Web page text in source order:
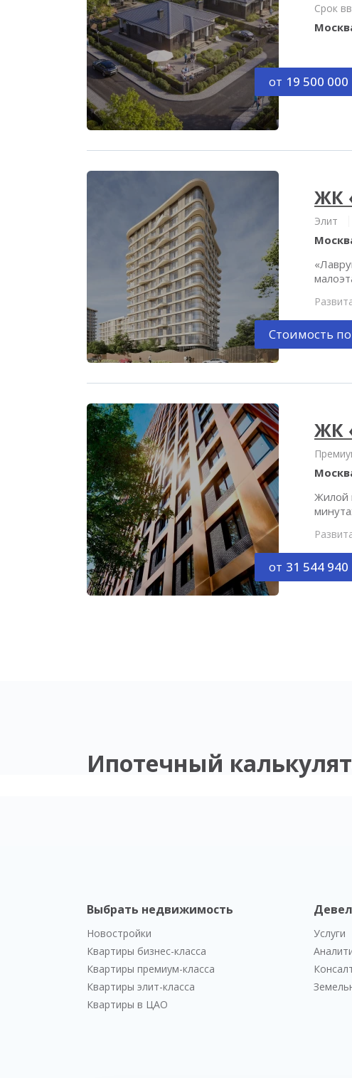
Срок
от 19 500 000
ЖК
Элит
Стоимость
ЖК
Жилой
от 31 544 940
Ипотечный
Выбрать недвижимость
Новостройки
Квартиры бизнес-класса
Квартиры премиум-класса
Квартиры элит-класса
Квартиры в ЦАО
Услуги